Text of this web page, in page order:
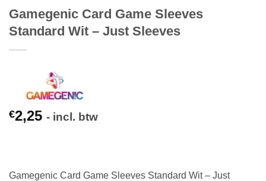
Gamegenic Card Game Sleeves
Standard Wit – Just Sleeves
€2,25 - incl. btw
Gamegenic Card Game Sleeves Standard Wit – Just